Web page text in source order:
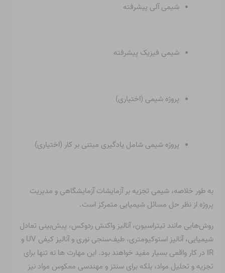
شیمی آلی پیشرفته
شیمی فیزیک پیشرفته
پروژه شیمی (اختیاری)
پروژه شیمی شامل یادگیری مبتنی بر کار (اختیاری)
به طور خلاصه، شیمی تجزیه بر آزمایشات آزمایشگاهی و مدیریت
پروژه از نظر حل مسائل شیمیایی متمرکز است.
روش‌هایی مانند تیتراسیون، آنالیز واکنش ردوکس، پیش‌بینی تعادل
شیمیایی، آنالیز استوکیومتری، طیف‌سنجی نوری و آنالیز کیفی UV و
IR در کار واقعی بسیار مفید خواهند بود. این مهارت ها نه تنها برای
تجزیه و تحلیل مواد، بلکه برای سنتز و مهندسی معکوس مواد نیز